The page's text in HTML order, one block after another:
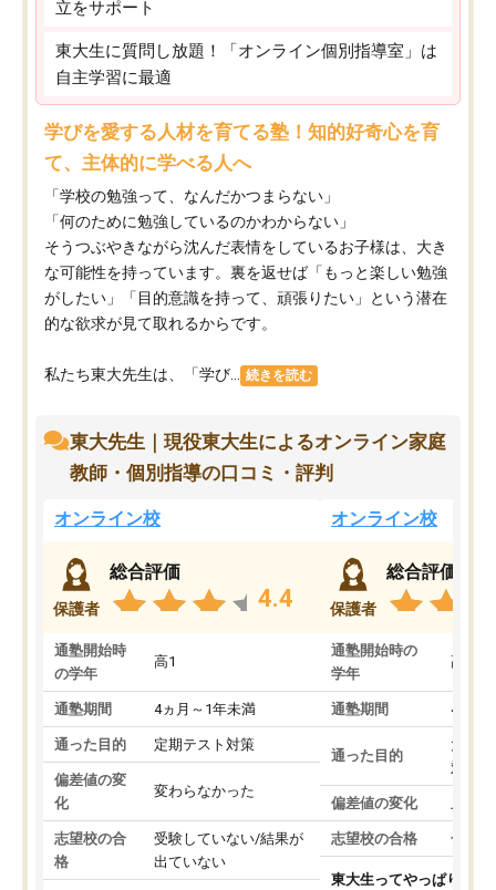
立をサポート
東大生に質問し放題！「オンライン個別指導室」は
自主学習に最適
学びを愛する人材を育てる塾！知的好奇心を育
て、主体的に学べる人へ
「学校の勉強って、なんだかつまらない」
「何のために勉強しているのかわからない」
そうつぶやきながら沈んだ表情をしているお子様は、大き
な可能性を持っています。裏を返せば「もっと楽しい勉強
がしたい」「目的意識を持って、頑張りたい」という潜在
的な欲求が見て取れるからです。
私たち東大先生は、「学び... 続きを読む
東大先生｜現役東大生によるオンライン家庭
教師・個別指導の口コミ・評判
オンライン校
保護者
総合評価
4.4
通塾開始時
の学年
高1
通塾期間 4ヵ月～1年未満
通った目的 定期テスト対策
偏差値の変
化
変わらなかった
志望校の合
格
受験していない/結果が
出ていない
オンライン校
保護者
総合評価
通塾開始時の
学年
高3
通塾期間 4ヵ月
通った目的
大学
対策
偏差値の変化 上が
志望校の合格 合格
東大生ってやっぱりすご